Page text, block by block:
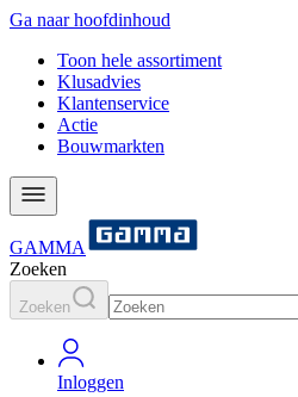
Ga naar hoofdinhoud
Toon hele assortiment
Klusadvies
Klantenservice
Actie
Bouwmarkten
GAMMA
Zoeken
Zoeken
Inloggen